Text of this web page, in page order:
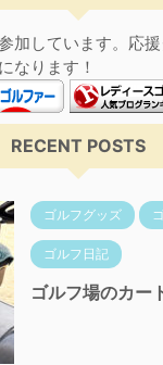
加しています。応
なります！
RECENT POSTS
ゴルフグッズ
ゴルフ日記
ゴルフ場のカー